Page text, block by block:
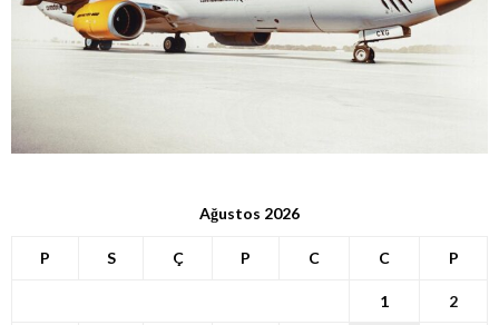
Ağustos 2026
P S Ç P C C P
1 2